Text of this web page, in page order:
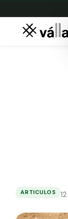
ARTICULOS
nivelar